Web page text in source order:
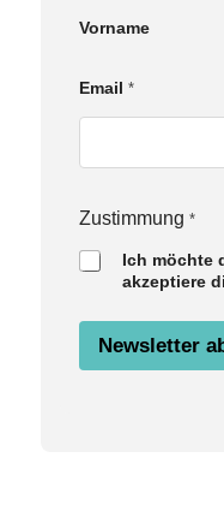
Vorname
Email *
E
N
m
Zustimmung *
Ich möchte
akzeptiere
Newsletter